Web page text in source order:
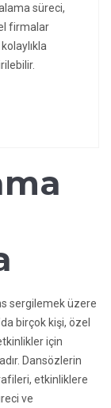
süreci,
firmalar
sergilemek üzere
birçok kişi, özel
için
Dansözlerin
etkinliklere
ve